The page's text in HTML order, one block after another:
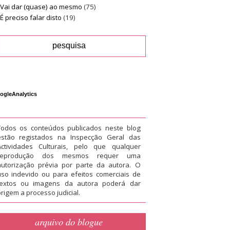
Vai dar (quase) ao mesmo (75)
É preciso falar disto (19)
os conteúdos publicados neste blog
registados na Inspecção Geral das
Culturais, pelo que qualquer
dos mesmos requer uma
prévia por parte da autora. O
indevido ou para efeitos comerciais de
ou imagens da autora poderá dar
a processo judicial.
arquivo do blogue